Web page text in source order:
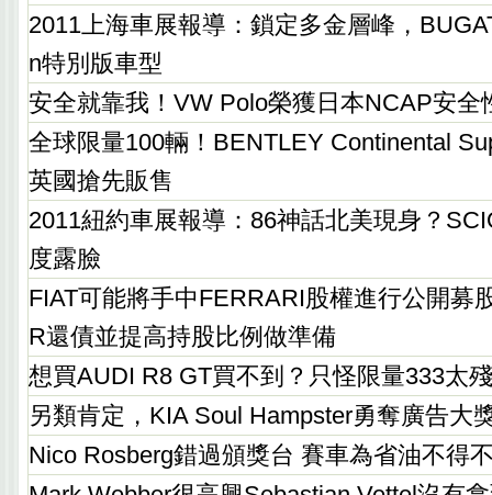
2011上海車展報導：鎖定多金層峰，
n特別版車型
安全就靠我！VW Polo榮獲日本NCAP安全
全球限量100輛！BENTLEY Continental
英國搶先販售
2011紐約車展報導：86神話北美現身？
度露臉
FIAT可能將手中FERRARI股權進行公開募
R還債並提高持股比例做準備
想買AUDI R8 GT買不到？只怪限量333太
另類肯定，KIA Soul Hampster勇奪廣告大
Nico Rosberg錯過頒獎台 賽車為省油不得